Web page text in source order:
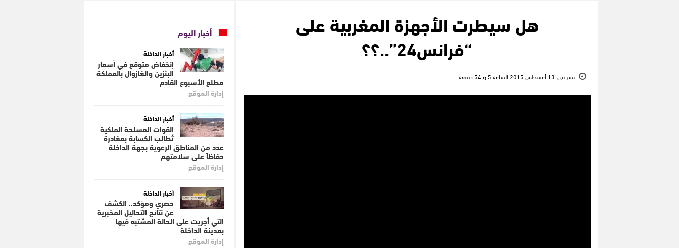
هل سيطرت الأجهزة المغربية على
“فرانس24”..؟؟
نشر في 13 أغسطس 2015 الساعة 5 و 54 دقيقة
أخبار اليوم
أخبار الداخلة
إنخفاض متوقع في أسعار
البنزين والغازوال بالمملكة
مطلع الأسبوع القادم
إدارة الموقع
أخبار الداخلة
القوات المسلحة الملكية
تُطالب الكسابة بمغادرة
عدد من المناطق الرعوية بجهة الداخلة
حفاظاً على سلامتهم
إدارة الموقع
أخبار الداخلة
حصري ومؤكد.. الكشف
عن نتائج التحاليل المخبرية
التي أجريت على الحالة المشتبه فيها
بمدينة الداخلة
إدارة الموقع